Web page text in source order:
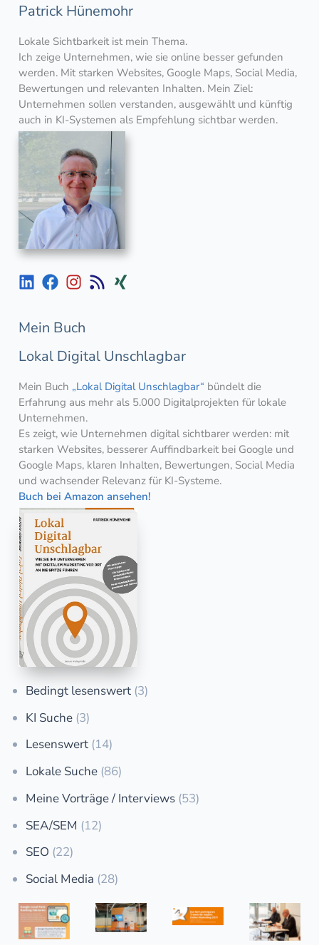
Patrick Hünemohr
Lokale Sichtbarkeit ist mein Thema.
Ich zeige Unternehmen, wie sie online besser gefunden
werden. Mit starken Websites, Google Maps, Social Media,
Bewertungen und relevanten Inhalten. Mein Ziel:
Unternehmen sollen verstanden, ausgewählt und künftig
auch in KI-Systemen als Empfehlung sichtbar werden.
Mein Buch
Lokal Digital Unschlagbar
Mein Buch „Lokal Digital Unschlagbar“ bündelt die
Erfahrung aus mehr als 5.000 Digitalprojekten für lokale
Unternehmen.
Es zeigt, wie Unternehmen digital sichtbarer werden: mit
starken Websites, besserer Auffindbarkeit bei Google und
Google Maps, klaren Inhalten, Bewertungen, Social Media
und wachsender Relevanz für KI-Systeme.
Buch bei Amazon ansehen!
Bedingt lesenswert (3)
KI Suche (3)
Lesenswert (14)
Lokale Suche (86)
Meine Vorträge / Interviews (53)
SEA/SEM (12)
SEO (22)
Social Media (28)